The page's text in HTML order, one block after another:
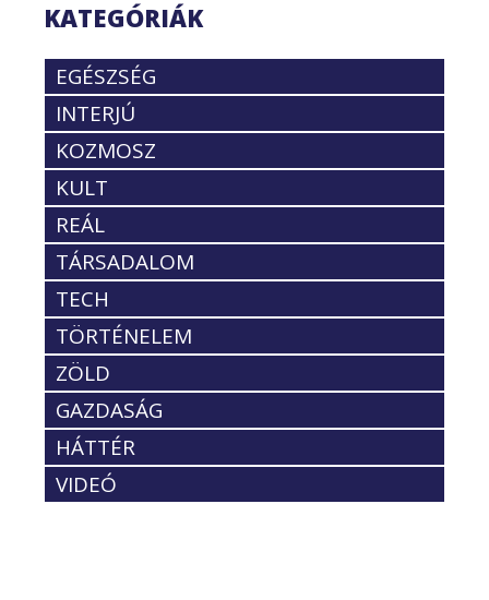
KATEGÓRIÁK
EGÉSZSÉG
INTERJÚ
KOZMOSZ
KULT
REÁL
TÁRSADALOM
TECH
TÖRTÉNELEM
ZÖLD
GAZDASÁG
HÁTTÉR
VIDEÓ